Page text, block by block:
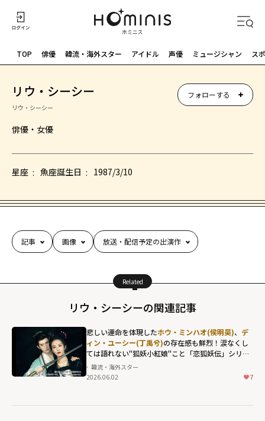
TOP 俳優 韓流・海外スター アイドル 声優 ミュージシャン ス
リウ・シーシー
リウ・シーシー
俳優・女優
フォローする
星座 魚座誕生日 1987/3/10
記事 画像 放送・配信予定の出演作
Related
リウ・シーシーの関連記事
悲しい運命を体現したホウ・ミンハオ(侯明昊)、 デ
ィン・ユーシー(丁禹兮)の存在感も鮮烈！涙なくし
ては語れない"狐妖小紅娘"こと「恋狐妖伝」シリー
ズ第2章
韓流・海外スター
2026.06.02
7